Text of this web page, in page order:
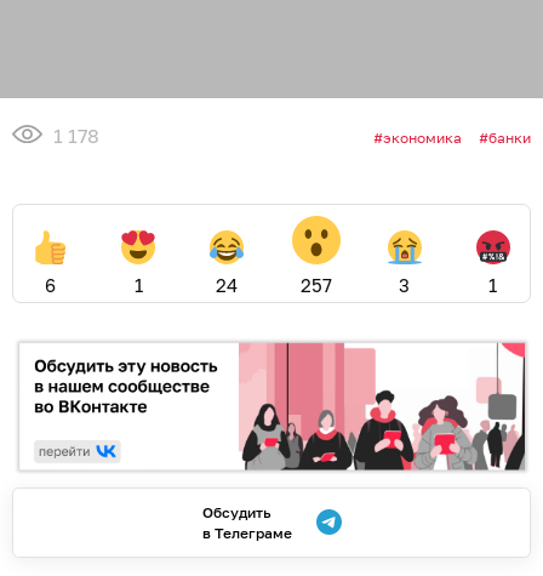
1 178 экономика банки
6 1 24 257 3 1
Обсудить
в Телеграме